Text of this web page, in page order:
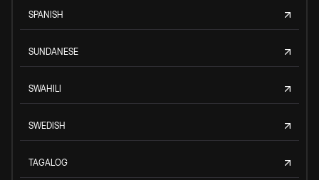
SPANISH
SUNDANESE
SWAHILI
SWEDISH
TAGALOG